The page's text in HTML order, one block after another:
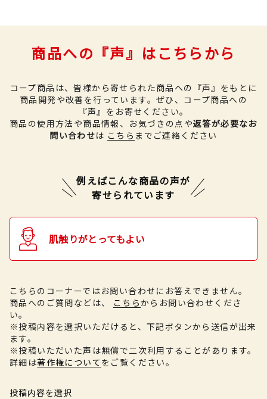
商品への『声』はこちらから
コープ商品は、皆様から寄せられた商品への『声』をもとに
商品開発や改善を行っています。 ぜひ、コープ商品への
『声』をお寄せください。
商品の使用方法や商品情報、お気づきの点や返答が必要なお
問い合わせは こちら までご連絡ください
例えばこんな商品の声が
寄せられています
肌触りがとってもよい
こちらのコーナーではお問い合わせにお答えできません。
商品へのご質問などは、
こちらからお問い合わせくださ
い。
※投稿内容を選択いただけると、下記ボタンから送信が出来
ます。
※投稿いただいた声は無償で二次利用することがあります。
詳細は著作権について をご覧ください。
投稿内容を選択